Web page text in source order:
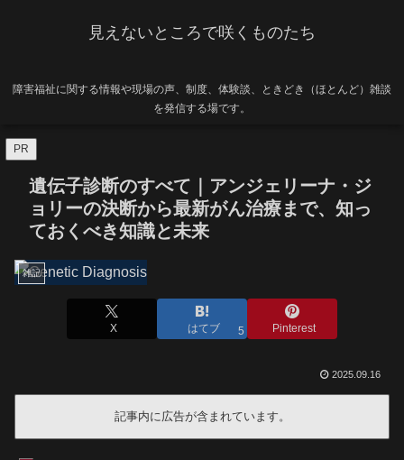
見えないところで咲くものたち
障害福祉に関する情報や現場の声、制度、体験談、ときどき（ほとんど）雑談
を発信する場です。
PR
遺伝子診断のすべて｜アンジェリーナ・ジ
ョリーの決断から最新がん治療まで、知っ
ておくべき知識と未来
雑記
X はてブ 5 Pinterest
2025.09.16
記事内に広告が含まれています。